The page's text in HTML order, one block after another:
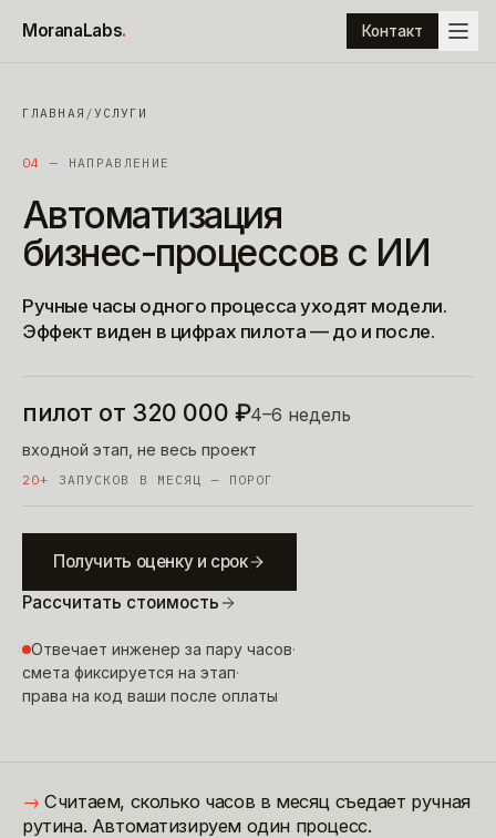
MoranaLabs. Контакт
ГЛАВНАЯ /УСЛУГИ
04 — НАПРАВЛЕНИЕ
Автоматизация
бизнес-процессов с ИИ
Ручные часы одного процесса уходят модели.
Эффект виден в цифрах пилота — до и после.
пилот от 320 000 ₽4–6 недель
входной этап, не весь проект
20+ ЗАПУСКОВ В МЕСЯЦ — ПОРОГ
Получить оценку и срок
Рассчитать стоимость
Отвечает инженер за пару часов·
смета фиксируется на этап·
права на код ваши после оплаты
→Считаем, сколько часов в месяц съедает ручная
рутина. Автоматизируем один процесс.